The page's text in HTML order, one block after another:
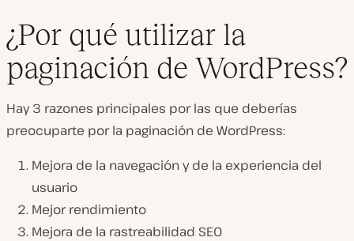
¿Por qué utilizar la
paginación de WordPress?
Hay 3 razones principales por las que deberías
preocuparte por la paginación de WordPress:
Mejora de la navegación y de la experiencia del
usuario
Mejor rendimiento
Mejora de la rastreabilidad SEO